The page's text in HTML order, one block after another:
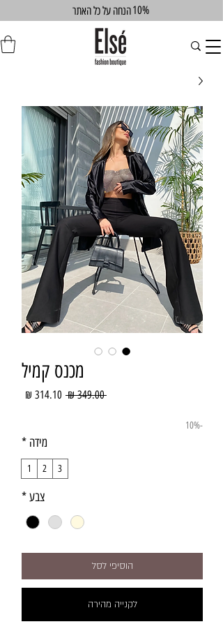
הנחה על כל האתר10%
מכנס קמיל
‏349.00 ‏₪
מחיר
-10%
מידה *
3
2
1
צבע*
הוסיפי לסל
לקנייה מהירה